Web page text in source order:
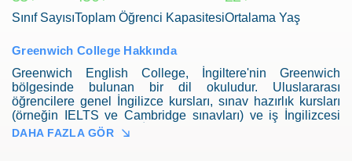
Sınıf SayısıToplam Öğrenci KapasitesiOrtalama Yaş
Greenwich College Hakkında
Greenwich English College, İngiltere'nin Greenwich
bölgesinde bulunan bir dil okuludur. Uluslararası
öğrencilere genel İngilizce kursları, sınav hazırlık kursları
(örneğin IELTS ve Cambridge sınavları) ve iş İngilizcesi
gibi belirli amaçlar için İngilizce kursları sunmaktadır. Okul,
DAHA FAZLA GÖR